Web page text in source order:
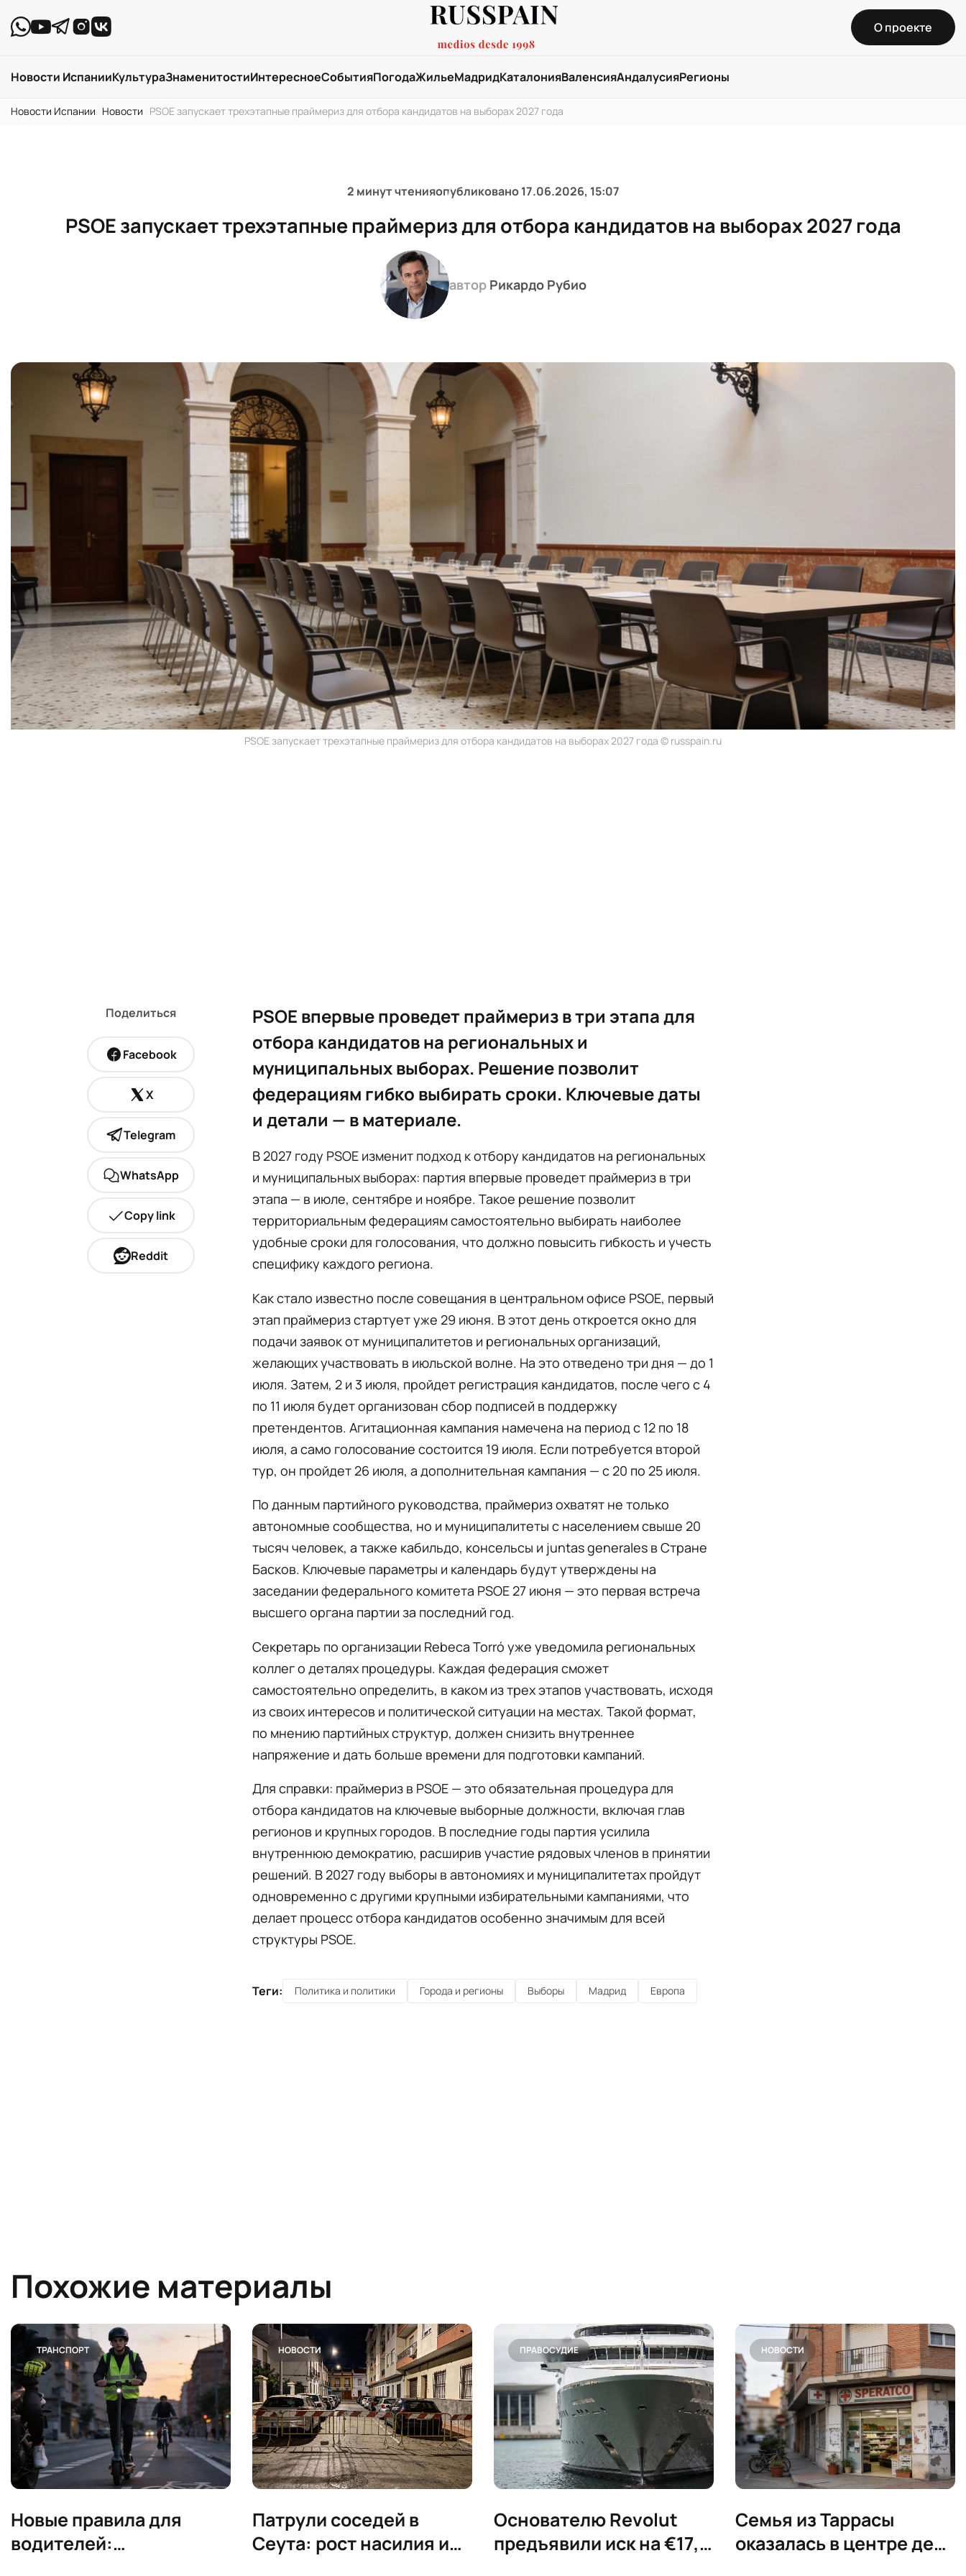
О проекте
Новости ИспанииКультураЗнаменитостиИнтересноеСобытияПогодаЖильеМадридКаталонияВаленсияАндалусияРегионы
Новости Испании Новости PSOE запускает трехэтапные праймериз для отбора кандидатов на выборах 2027 года
2 минут чтенияопубликовано17.06.2026, 15:07
PSOE запускает трехэтапные праймериз для отбора кандидатов на выборах 2027 года
автор Рикардо Рубио
PSOE запускает трехэтапные праймериз для отбора кандидатов на выборах 2027 года © russpain.ru
Поделиться
Facebook
X
Telegram
WhatsApp
Copy link
Reddit
PSOE впервые проведет праймериз в три этапа для
отбора кандидатов на региональных и
муниципальных выборах. Решение позволит
федерациям гибко выбирать сроки. Ключевые даты
и детали — в материале.
В 2027 году PSOE изменит подход к отбору кандидатов на региональных
и муниципальных выборах: партия впервые проведет праймериз в три
этапа — в июле, сентябре и ноябре. Такое решение позволит
территориальным федерациям самостоятельно выбирать наиболее
удобные сроки для голосования, что должно повысить гибкость и учесть
специфику каждого региона.
Как стало известно после совещания в центральном офисе PSOE, первый
этап праймериз стартует уже 29 июня. В этот день откроется окно для
подачи заявок от муниципалитетов и региональных организаций,
желающих участвовать в июльской волне. На это отведено три дня — до 1
июля. Затем, 2 и 3 июля, пройдет регистрация кандидатов, после чего с 4
по 11 июля будет организован сбор подписей в поддержку
претендентов. Агитационная кампания намечена на период с 12 по 18
июля, а само голосование состоится 19 июля. Если потребуется второй
тур, он пройдет 26 июля, а дополнительная кампания — с 20 по 25 июля.
По данным партийного руководства, праймериз охватят не только
автономные сообщества, но и муниципалитеты с населением свыше 20
тысяч человек, а также кабильдо, консельсы и juntas generales в Стране
Басков. Ключевые параметры и календарь будут утверждены на
заседании федерального комитета PSOE 27 июня — это первая встреча
высшего органа партии за последний год.
Секретарь по организации Rebeca Torró уже уведомила региональных
коллег о деталях процедуры. Каждая федерация сможет
самостоятельно определить, в каком из трех этапов участвовать, исходя
из своих интересов и политической ситуации на местах. Такой формат,
по мнению партийных структур, должен снизить внутреннее
напряжение и дать больше времени для подготовки кампаний.
Для справки: праймериз в PSOE — это обязательная процедура для
отбора кандидатов на ключевые выборные должности, включая глав
регионов и крупных городов. В последние годы партия усилила
внутреннюю демократию, расширив участие рядовых членов в принятии
решений. В 2027 году выборы в автономиях и муниципалитетах пройдут
одновременно с другими крупными избирательными кампаниями, что
делает процесс отбора кандидатов особенно значимым для всей
структуры PSOE.
Теги: Политика и политики Города и регионы Выборы Мадрид Европа
Похожие материалы
ТРАНСПОРТ
Новые правила для
водителей:
НОВОСТИ
Патрули соседей в
Ceута: рост насилия и
ПРАВОСУДИЕ
Основателю Revolut
предъявили иск на €17,5
НОВОСТИ
Семья из Таррасы
оказалась в центре дела